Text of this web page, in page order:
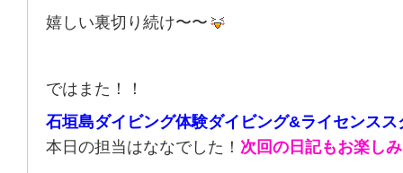
嬉しい裏切り続け〜〜
ではまた！！
石垣島ダイビング体験ダイビング&ライセンスス
本日の担当はななでした！ 次回の日記もお楽し